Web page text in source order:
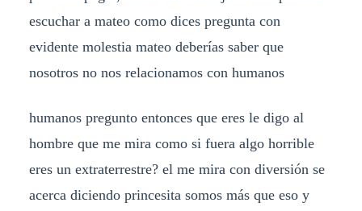
escuchar a mateo como dices pregunta con
evidente molestia mateo deberías saber que
nosotros no nos relacionamos con humanos
humanos pregunto entonces que eres le digo al
hombre que me mira como si fuera algo horrible
eres un extraterrestre? el me mira con diversión se
acerca diciendo princesita somos más que eso y